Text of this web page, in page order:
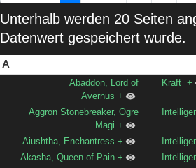
Unterhalb werden 20 Seiten
Datenwert gespeichert wurde.
A
Abaddon, Lord of
Avernus +
Kraft +
Aggron Stonebreaker, Ogre
Magi +
Aiushtha, Enchantress +
Akasha, Queen of Pain +